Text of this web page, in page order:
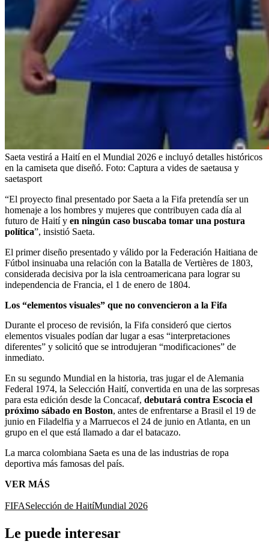
Saeta vestirá a Haití en el Mundial 2026 e incluyó detalles históricos
en la camiseta que diseñó. Foto: Captura a vides de saetausa y
saetasport
“El proyecto final presentado por Saeta a la Fifa pretendía ser un
homenaje a los hombres y mujeres que contribuyen cada día al
futuro de Haití y en ningún caso buscaba tomar una postura
política”, insistió Saeta.
El primer diseño presentado y válido por la Federación Haitiana de
Fútbol insinuaba una relación con la Batalla de Vertières de 1803,
considerada decisiva por la isla centroamericana para lograr su
independencia de Francia, el 1 de enero de 1804.
Los “elementos visuales” que no convencieron a la Fifa
Durante el proceso de revisión, la Fifa consideró que ciertos
elementos visuales podían dar lugar a esas “interpretaciones
diferentes” y solicitó que se introdujeran “modificaciones” de
inmediato.
En su segundo Mundial en la historia, tras jugar el de Alemania
Federal 1974, la Selección Haití, convertida en una de las sorpresas
para esta edición desde la Concacaf, debutará contra Escocia el
próximo sábado en Boston, antes de enfrentarse a Brasil el 19 de
junio en Filadelfia y a Marruecos el 24 de junio en Atlanta, en un
grupo en el que está llamado a dar el batacazo.
La marca colombiana Saeta es una de las industrias de ropa
deportiva más famosas del país.
VER MÁS
FIFASelección de HaitíMundial 2026
Le puede interesar